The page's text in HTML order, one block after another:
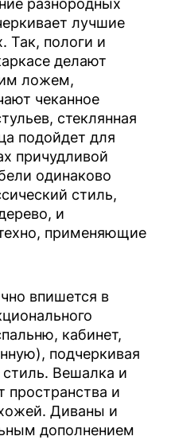
разнородных
лучшие
Так, пологи и
делают
ложем,
чеканное
стеклянная
подойдет для
причудливой
одинаково
стиль,
и
применяющие
впишется в
кабинет,
подчеркивая
стиль. Вешалка и
пространства и
Диваны и
дополнением